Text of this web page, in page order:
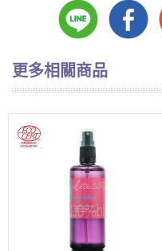
更多相關商品